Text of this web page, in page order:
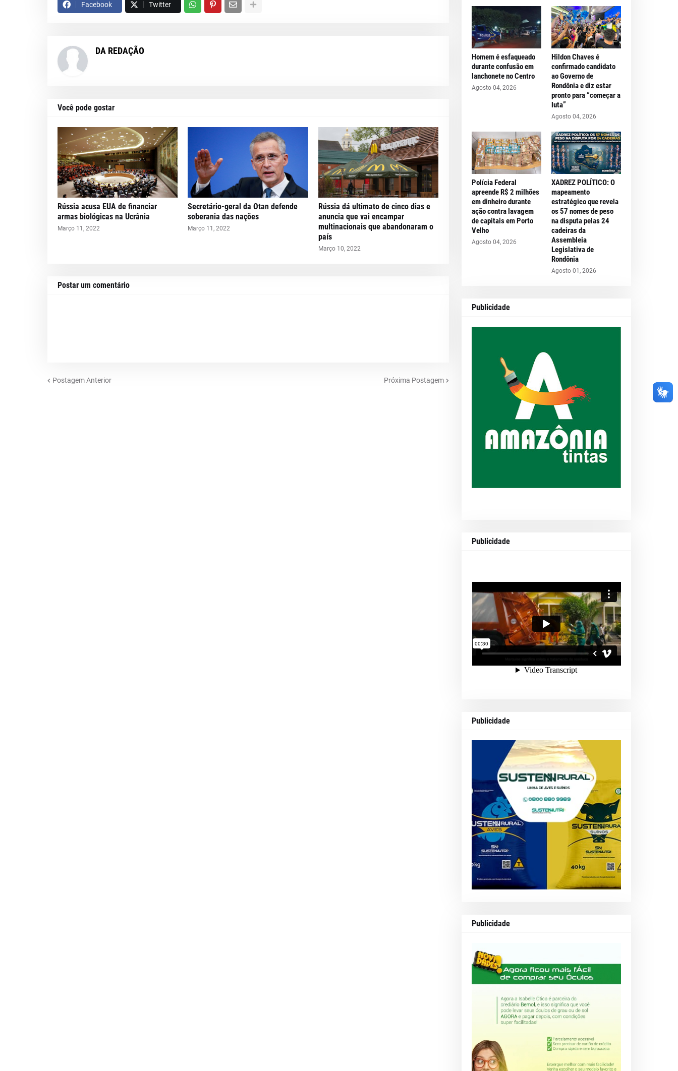
Facebook Twitter
DA REDAÇÃO
Você pode gostar
Rússia acusa EUA de financiar
armas biológicas na Ucrânia
Março 11, 2022
Secretário-geral da Otan defende
soberania das nações
Março 11, 2022
Rússia dá ultimato de cinco dias e
anuncia que vai encampar
multinacionais que abandonaram o
país
Março 10, 2022
Postar um comentário
Postagem Anterior Próxima Postagem
Homem é esfaqueado
durante confusão em
lanchonete no Centro
Agosto 04, 2026
Hildon Chaves é
confirmado candidato
ao Governo de
Rondônia e diz estar
pronto para “começar a
luta”
Agosto 04, 2026
Polícia Federal
apreende R$ 2 milhões
em dinheiro durante
ação contra lavagem
de capitais em Porto
Velho
Agosto 04, 2026
XADREZ POLÍTICO: O
mapeamento
estratégico que revela
os 57 nomes de peso
na disputa pelas 24
cadeiras da
Assembleia
Legislativa de
Rondônia
Agosto 01, 2026
Publicidade
Publicidade
Publicidade
Publicidade